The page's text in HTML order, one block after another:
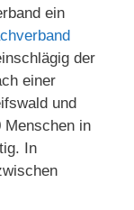
ein
der
einer
und
Menschen in
In